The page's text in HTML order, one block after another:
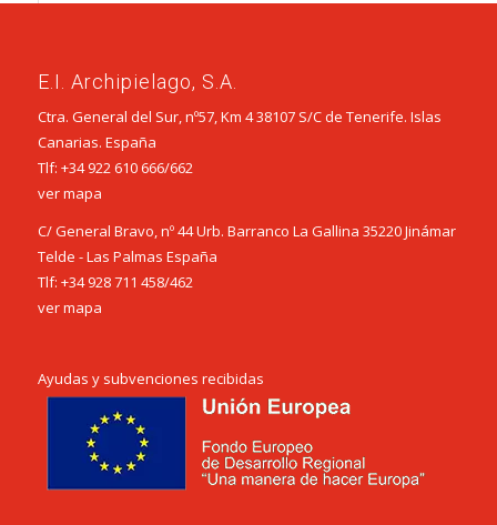
E.I. Archipielago, S.A.
Ctra. General del Sur, nº57, Km 4 38107 S/C de Tenerife. Islas
Canarias. España
Tlf: +34 922 610 666/662
ver mapa
C/ General Bravo, nº 44 Urb. Barranco La Gallina 35220 Jinámar
Telde - Las Palmas España
Tlf: +34 928 711 458/462
ver mapa
Ayudas y subvenciones recibidas